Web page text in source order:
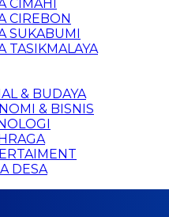
CIMAHI
CIREBON
SUKABUMI
TASIKMALAYA
& BUDAYA
& BISNIS
DESA